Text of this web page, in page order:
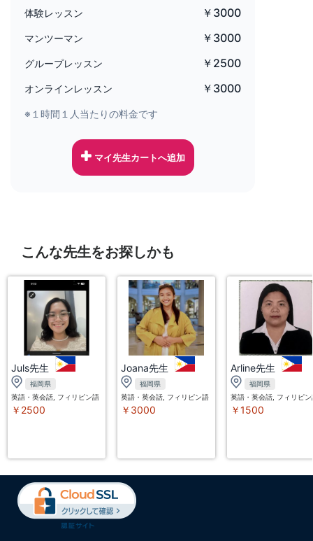
体験レッスン ￥3000
マンツーマン ￥3000
グループレッスン ￥2500
オンラインレッスン ￥3000
※１時間１人当たりの料金です
マイ先生カートへ追加
こんな先生をお探しかも
Juls先生
福岡県
英語・英会話, フィリピン語（タガログ語）
￥2500
Joana先生
福岡県
英語・英会話, フィリピン語（タガログ語）
￥3000
Arline先生
福岡県
英語・英会話, フィリピ
￥1500